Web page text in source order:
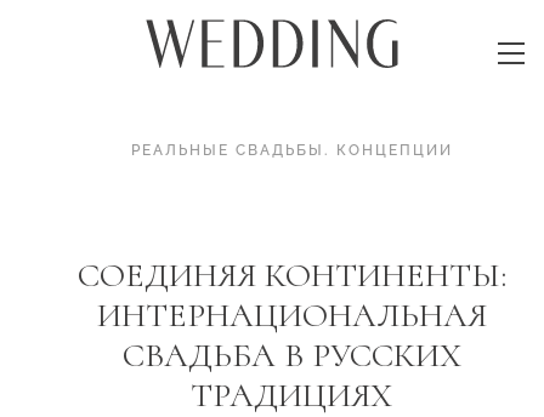
РЕАЛЬНЫЕ СВАДЬБЫ . КОНЦЕПЦИИ
СОЕДИНЯЯ КОНТИНЕНТЫ:
ИНТЕРНАЦИОНАЛЬНАЯ
СВАДЬБА В РУССКИХ
ТРАДИЦИЯХ